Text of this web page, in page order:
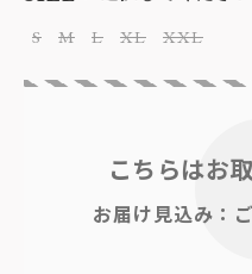
S
M L XL XXL
こちらはお
お届け見込み：